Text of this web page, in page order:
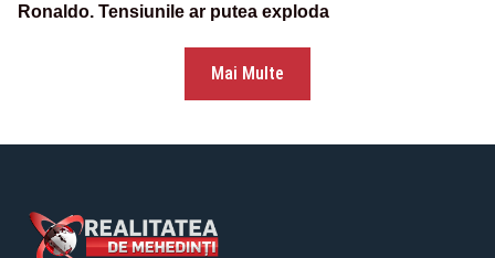
Ronaldo. Tensiunile ar putea exploda
Mai Multe